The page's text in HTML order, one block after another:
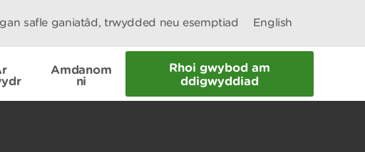
safle ganiatâd, trwydded neu esemptiad English
Amdanom
ni
Rhoi gwybod am
ddigwyddiad